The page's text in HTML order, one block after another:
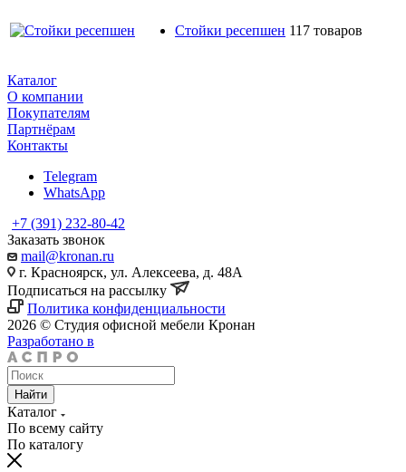
Стойки ресепшен 117 товаров
Каталог
О компании
Покупателям
Партнёрам
Контакты
Telegram
WhatsApp
+7 (391) 232-80-42
Заказать звонок
mail@kronan.ru
г. Красноярск, ул. Алексеева, д. 48А
Подписаться на рассылку
Политика конфиденциальности
2026 © Студия офисной мебели Кронан
Разработано в
Найти
Каталог
По всему сайту
По каталогу